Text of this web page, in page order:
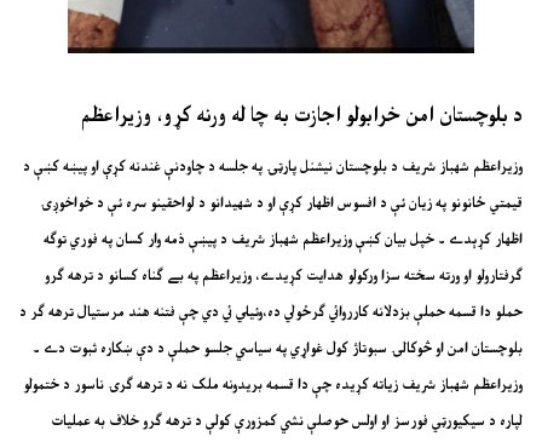
د بلوچستان امن خرابولو اجازت به چا له ورنه کړو، وزيراعظم
وزيراعظم شهباز شريف د بلوچستان نيشنل پارټۍ په جلسه د چاودنې غندنه کړې او پيښه کښې د
قيمتي ځانونو په زيان ئې د افسوس اظهار کړې او د شهيدانو د لواحقينو سره ئې د خواخوږۍ
اظهار کړېدے ۔ خپل بيان کښې وزيراعظم شهباز شريف د پيښې ذمه وار کسان په فوري توګه
ګرفتارولو او ورته سخته سزا ورکولو هدايت کړيدے، وزيراعظم په بے ګناه کسانو د ترهه ګرو
حملو دا قسمه حملې بزدلانه کارروائي ګرځولي ده،وئيلي ئي دي چې فتنه هند مرستيال ترهه ګر د
بلوچستان امن او څوکالۍ سبوتاژ کول غواړي په سياسي جلسو حملې د دې ښکاره ثبوت دے ۔
وزيراعظم شهباز شريف زياته کړيده چې دا قسمه بريدونه ملک نه د ترهه ګرۍ ناسور د ختمولو
لپاره د سيکيورټي فورسز او اولس حوصلې نشي کمزورې کولې د ترهه ګرو خلاف به عمليات